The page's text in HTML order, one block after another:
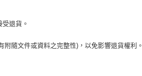
退貨。
隨文件或資料之完整性)，以免影響退貨權利。